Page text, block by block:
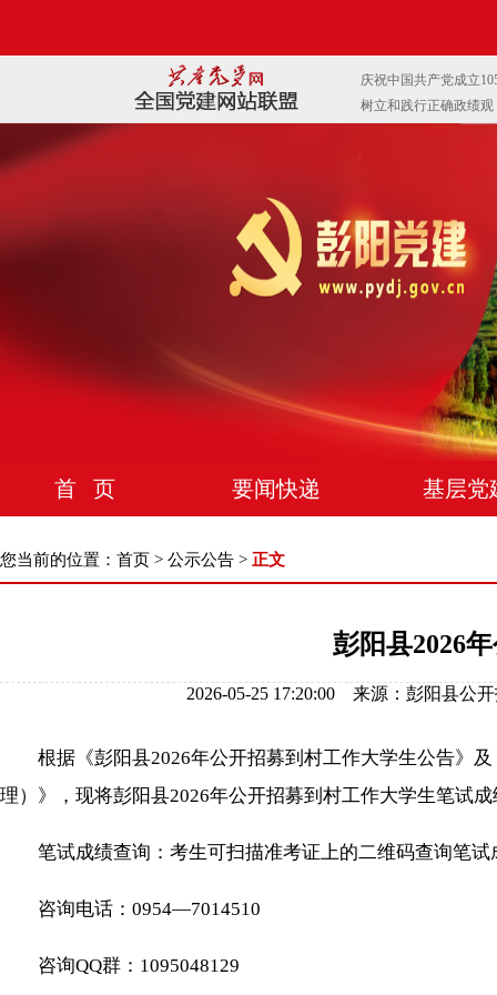
首 页 要闻快递 基层党
您当前的位置： 首页 > 公示公告 > 正文
彭阳县2026
2026-05-25 17:20:00 来源：彭阳县
根据《彭阳县2026年公开招募到村工作大学生公告》及
理）》，现将彭阳县2026年公开招募到村工作大学生笔试
笔试成绩查询：考生可扫描准考证上的二维码查询笔试
咨询电话：0954—7014510
咨询QQ群：1095048129